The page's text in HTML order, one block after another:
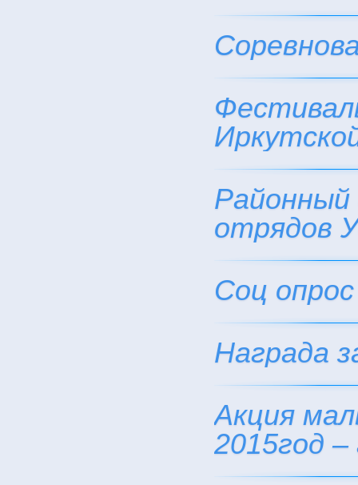
Районный
отрядов
Соц опрос
Награда
Акция
2015год